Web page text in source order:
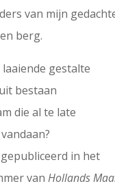
van mijn
berg.
gestalte
bestaan
die al te late
gepubliceerd in het
van Hollands